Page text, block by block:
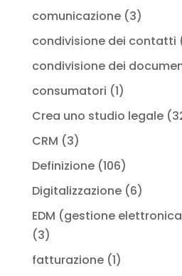
comunicazione(3)
condivisione dei contatti
condivisione dei
consumatori (1)
Crea uno studio legale
CRM (3)
Definizione(106)
Digitalizzazione(6)
EDM (gestione
(3)
fatturazione(1)